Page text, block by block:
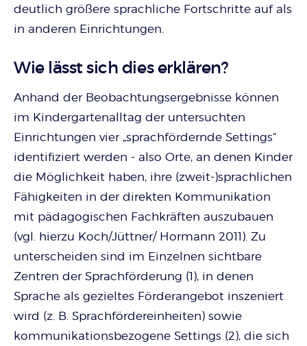
deutlich größere sprachliche Fortschritte auf als
in anderen Einrichtungen.
Wie lässt sich dies erklären?
Anhand der Beobachtungsergebnisse können
im Kindergartenalltag der untersuchten
Einrichtungen vier „sprachfördernde Settings“
identifiziert werden - also Orte, an denen Kinder
die Möglichkeit haben, ihre (zweit-)sprachlichen
Fähigkeiten in der direkten Kommunikation
mit pädagogischen Fachkräften auszubauen
(vgl. hierzu Koch/Jüttner/ Hormann 2011). Zu
unterscheiden sind im Einzelnen sichtbare
Zentren der Sprachförderung (1), in denen
Sprache als gezieltes Förderangebot inszeniert
wird (z. B. Sprachfördereinheiten) sowie
kommunikationsbezogene Settings (2), die sich